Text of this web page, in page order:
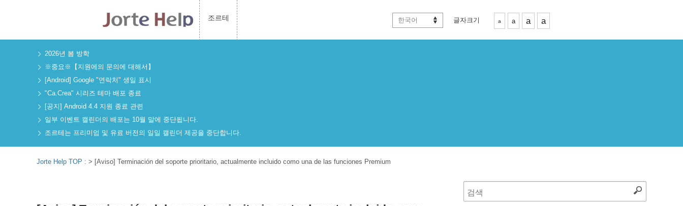
조르테 한국어 글자크기 a a a a
2026년 봄 방학
※중요※【지원에의 문의에 대해서】
[Android] Google "연락처" 생일 표시
"Ca.Crea" 시리즈 테마 배포 종료
[공지] Android 4.4 지원 종료 관련
일부 이벤트 캘린더의 배포는 10월 말에 중단됩니다.
조르테는 프리미엄 및 유료 버전의 일일 캘린더 제공을 중단합니다.
Jorte Help TOP : > [Aviso] Terminación del soporte prioritario, actualmente incluido como una de las funciones Premium